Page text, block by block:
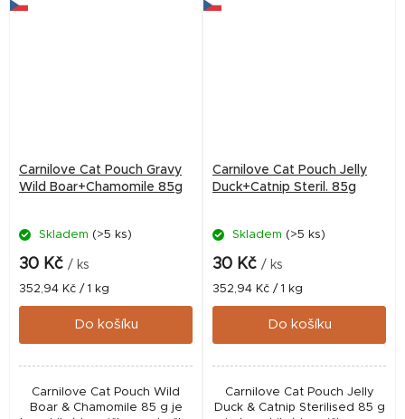
Carnilove Cat Pouch Gravy
Wild Boar+Chamomile 85g
Skladem (>5 ks)
30 Kč / ks
Měrná
cena:
352,94 Kč / 1 kg
Do košíku
Carnilove Cat Pouch Wild
Boar & Chamomile 85 g je
Carnilove Cat Pouch Jelly
Duck+Catnip Steril. 85g
Skladem (>5 ks)
30 Kč / ks
Měrná
cena:
352,94 Kč / 1 kg
Do košíku
Carnilove Cat Pouch Jelly
Duck & Catnip Sterilised 85 g